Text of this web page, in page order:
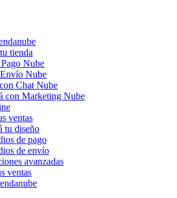
tienda
Nube
Nube
Chat Nube
con Marketing Nube
ventas
tu diseño
de pago
de envío
avanzadas
ventas